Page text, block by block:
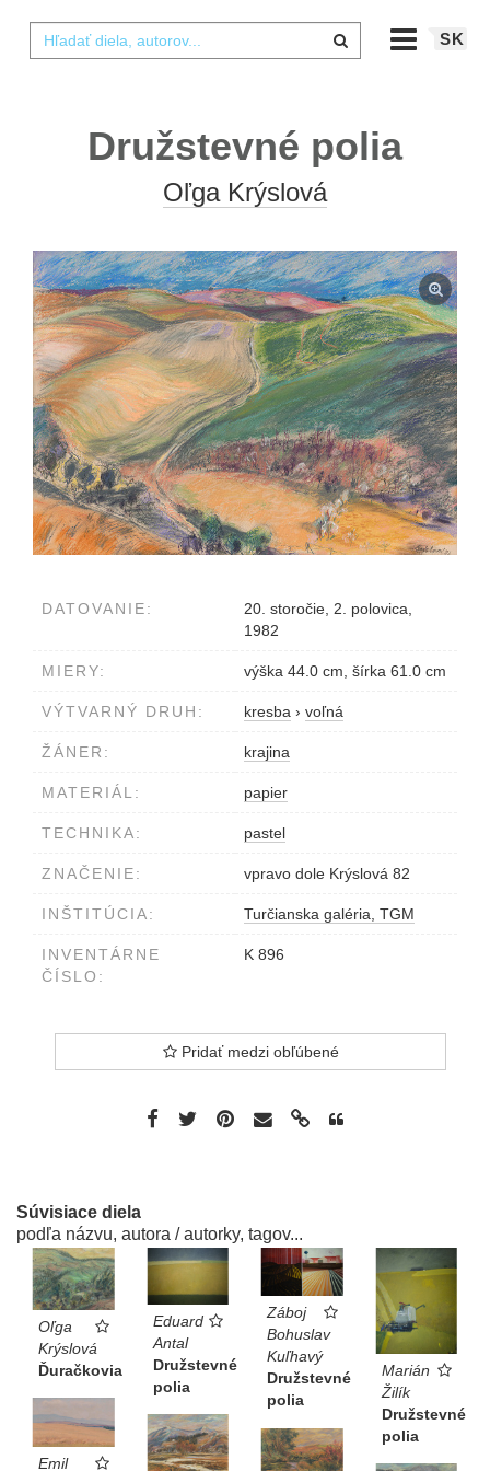
SK
Družstevné polia
Oľga Krýslová
DATOVANIE:
20. storočie, 2. polovica,
1982
MIERY: výška 44.0 cm, šírka 61.0 cm
VÝTVARNÝ DRUH: kresba › voľná
ŽÁNER: krajina
MATERIÁL: papier
TECHNIKA: pastel
ZNAČENIE: vpravo dole Krýslová 82
INŠTITÚCIA: Turčianska galéria, TGM
INVENTÁRNE
ČÍSLO:
K 896
Pridať medzi obľúbené
Súvisiace diela
podľa názvu, autora / autorky, tagov...
Oľga
Krýslová
Ďuračkovia
Eduard
Antal
Družstevné
polia
Záboj
Bohuslav
Kuľhavý
Družstevné
polia
Marián
Žilík
Družstevné
polia
Emil